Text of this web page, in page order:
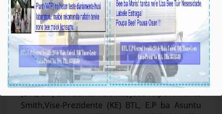
Molok halo melloramentu sistema bee iha aldeia
Lases Ekipa BTL,E.P fahe uluk informasaun liu
husi atividade Sosializasaun iha area suku
Camea.
Média_BTL, E.P 12-Juñu-2026
D𝐢́li,12 Juñu 2026.Vise-Prezidente Komisaun
Ezekutiva (KE)Bee Timor-Leste, Empreza Públika
(BTL, E.P) ba Asuntu Tékniku, José Filipe Ximenes
Smith,Vise-Prezidente (KE) BTL, E.P ba Asuntu